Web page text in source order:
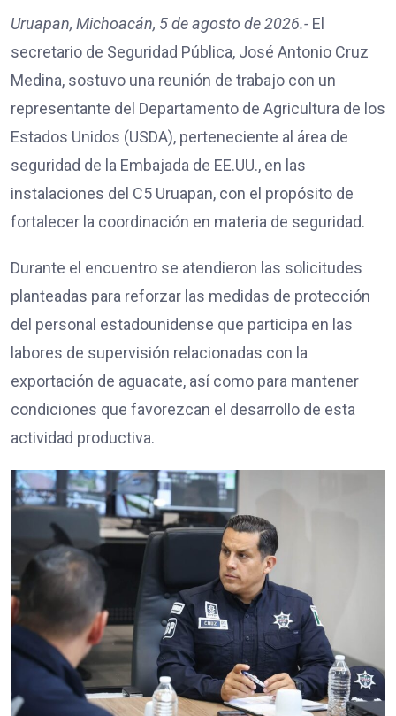
Uruapan, Michoacán, 5 de agosto de 2026.- El
secretario de Seguridad Pública, José Antonio Cruz
Medina, sostuvo una reunión de trabajo con un
representante del Departamento de Agricultura de los
Estados Unidos (USDA), perteneciente al área de
seguridad de la Embajada de EE.UU., en las
instalaciones del C5 Uruapan, con el propósito de
fortalecer la coordinación en materia de seguridad.
Durante el encuentro se atendieron las solicitudes
planteadas para reforzar las medidas de protección
del personal estadounidense que participa en las
labores de supervisión relacionadas con la
exportación de aguacate, así como para mantener
condiciones que favorezcan el desarrollo de esta
actividad productiva.